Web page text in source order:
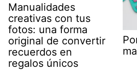
Manualidades
creativas con tus
fotos: una forma
original de convertir
recuerdos en
regalos únicos